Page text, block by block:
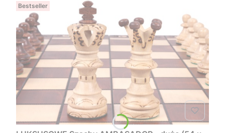
Bestseller